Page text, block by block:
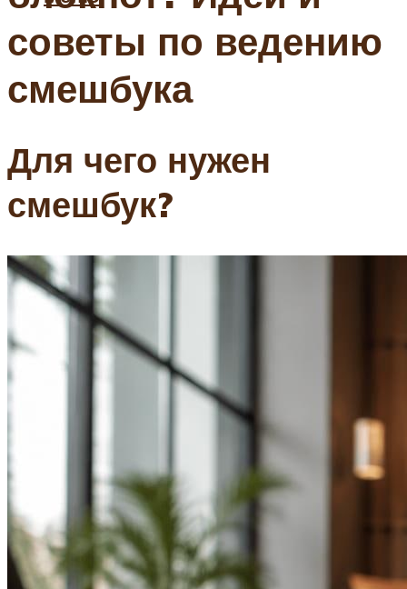
советы по ведению
смешбука
Для чего нужен
смешбук?